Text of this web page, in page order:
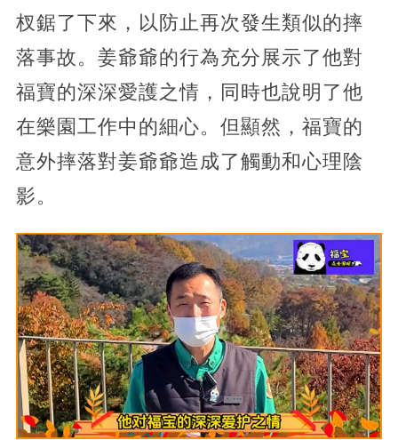
杈鋸了下來，以防止再次發生類似的摔
落事故。姜爺爺的行為充分展示了他對
福寶的深深愛護之情，同時也說明了他
在樂園工作中的細心。但顯然，福寶的
意外摔落對姜爺爺造成了觸動和心理陰
影。